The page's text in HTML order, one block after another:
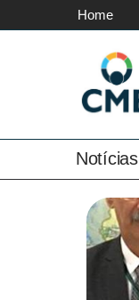
Home
Notícias